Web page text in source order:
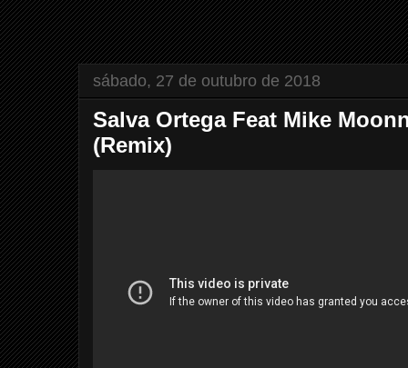
sábado, 27 de outubro de 2018
Salva Ortega Feat Mike
(Remix)